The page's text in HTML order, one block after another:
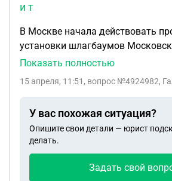
и т
В Москве начала действовать
установки шлагбаумов
по итогам голосования на
Сколько голосов они должны
если в одной квартире несколько
Представители Московского
утверждают, что при втором
всех собственников будет
Показать полностью
15 апреля, 11:51 , вопрос №4924982,
У вас похожая ситуация?
Опишите свои детали — юрист
делать.
Задать свой